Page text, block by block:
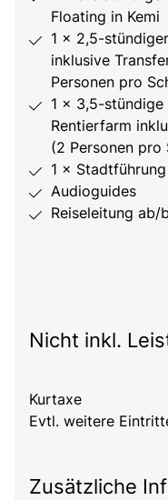
Floating in Kemi
1 × 2,5-
inklusive
Personen pro
1 × 3,5-
Rentierfarm
(2 Personen pro
1 ×
Audioguides
Reiseleitung ab/
Nicht inkl.
Kurtaxe
Evtl. weitere
Zusätzliche